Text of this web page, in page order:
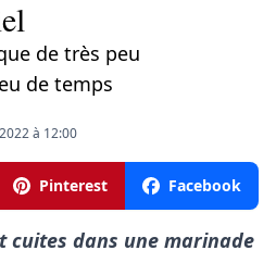
de très peu
de temps
à 12:00
Pinterest Facebook
cuites dans une marinade